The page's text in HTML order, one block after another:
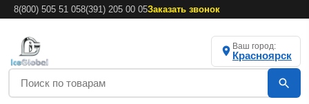
8(800) 505 51 058(391) 205 00 05Заказать звонок
Ваш город:
Красноярск